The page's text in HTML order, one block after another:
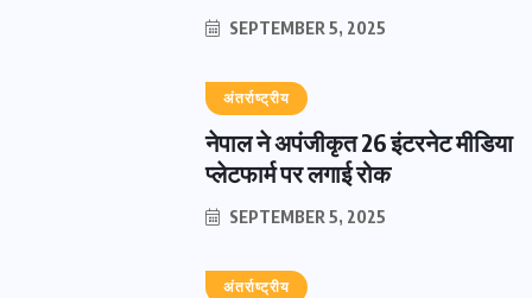
SEPTEMBER 5, 2025
अंतर्राष्ट्रीय
नेपाल ने अपंजीकृत 26 इंटरनेट मीडिया
प्लेटफार्म पर लगाई रोक
SEPTEMBER 5, 2025
अंतर्राष्ट्रीय